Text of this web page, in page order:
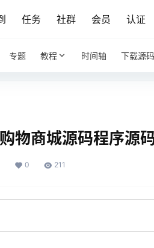
任务 社群 会员 认证
专题 教程 时间轴 下载源码
物商城源码程序源
0 211